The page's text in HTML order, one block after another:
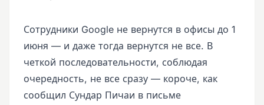
Сотрудники Google не вернутся в офисы до 1
июня — и даже тогда вернутся не все. В
четкой последовательности, соблюдая
очередность, не все сразу — короче, как
сообщил Сундар Пичаи в письме